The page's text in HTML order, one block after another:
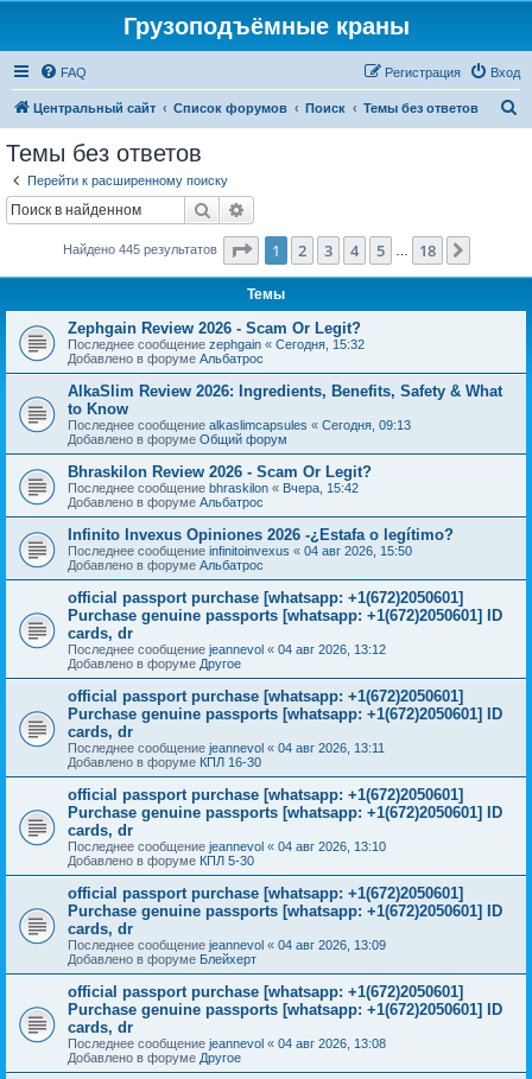
Грузоподъёмные краны
FAQ Вход
Регистрация
Центральный сайт Список форумов Поиск Темы без ответов
Темы без ответов
Перейти к расширенному поиску
Поиск
Найдено 445 результатов Страница из 18
1 2 3 4 5 18
Темы
Zephgain Review 2026 - Scam Or Legit?
Последнее сообщение zephgain « Сегодня, 15:32
Добавлено в форуме Альбатрос
AlkaSlim Review 2026: Ingredients, Benefits, Safety & What
to Know
Последнее сообщение alkaslimcapsules « Сегодня, 09:13
Добавлено в форуме Общий форум
Bhraskilon Review 2026 - Scam Or Legit?
Последнее сообщение bhraskilon « Вчера, 15:42
Добавлено в форуме Альбатрос
Infinito Invexus Opiniones 2026 -¿Estafa o legítimo?
Последнее сообщение infinitoinvexus « 04 авг 2026, 15:50
Добавлено в форуме Альбатрос
official passport purchase [whatsapp: +1(672)2050601]
Purchase genuine passports [whatsapp: +1(672)2050601] ID
cards, dr
Последнее сообщение jeannevol « 04 авг 2026, 13:12
Добавлено в форуме Другое
official passport purchase [whatsapp: +1(672)2050601]
Purchase genuine passports [whatsapp: +1(672)2050601] ID
cards, dr
Последнее сообщение jeannevol « 04 авг 2026, 13:11
Добавлено в форуме КПЛ 16-30
official passport purchase [whatsapp: +1(672)2050601]
Purchase genuine passports [whatsapp: +1(672)2050601] ID
cards, dr
Последнее сообщение jeannevol « 04 авг 2026, 13:10
Добавлено в форуме КПЛ 5-30
official passport purchase [whatsapp: +1(672)2050601]
Purchase genuine passports [whatsapp: +1(672)2050601] ID
cards, dr
Последнее сообщение jeannevol « 04 авг 2026, 13:09
Добавлено в форуме Блейхерт
official passport purchase [whatsapp: +1(672)2050601]
Purchase genuine passports [whatsapp: +1(672)2050601] ID
cards, dr
Последнее сообщение jeannevol « 04 авг 2026, 13:08
Добавлено в форуме Другое